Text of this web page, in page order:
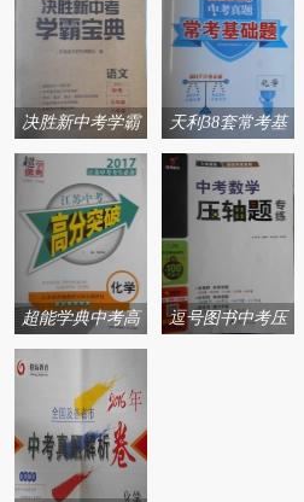
决胜新中考学霸
宝典系列答案
天利38套常考基
础题系列答案
超能学典中考高
分突破系列答案
逗号图书中考压